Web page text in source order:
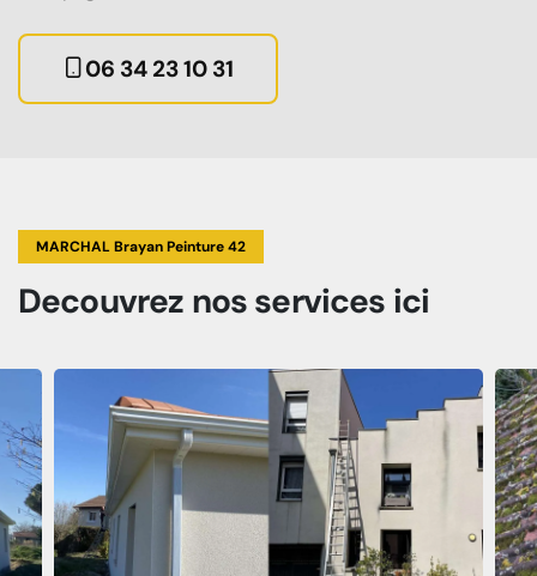
06 34 23 10 31
MARCHAL Brayan Peinture 42
Decouvrez nos services ici